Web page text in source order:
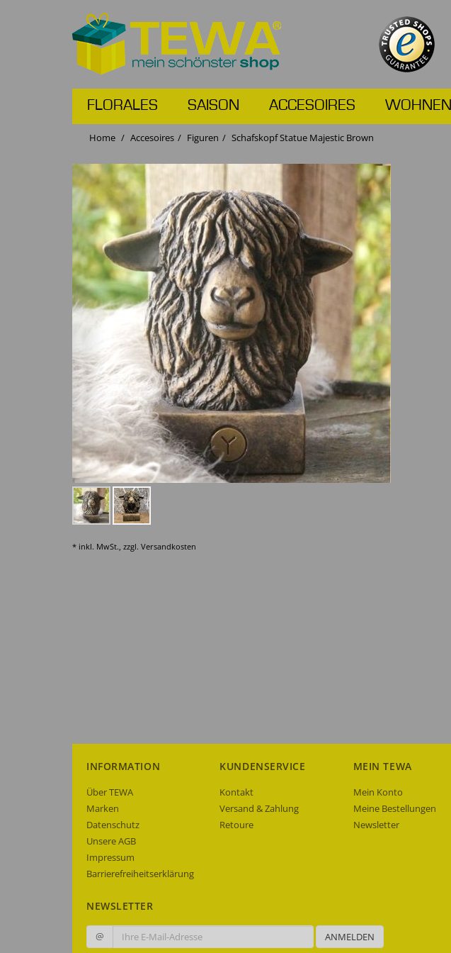
FLORALES SAISON ACCESOIRES WOHNEN
Home Accesoires Figuren Schafskopf Statue Majestic Brown
* inkl. MwSt., zzgl. Versandkosten
INFORMATION
Über TEWA
Marken
Datenschutz
Unsere AGB
Impressum
Barrierefreiheitserklärung
KUNDENSERVICE
Kontakt
Versand & Zahlung
Retoure
MEIN TEWA
Mein Konto
Meine Bestellungen
Newsletter
NEWSLETTER
@ ANMELDEN